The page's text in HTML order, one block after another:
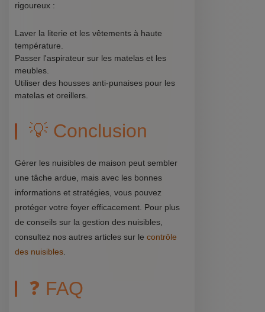
rigoureux :
Laver la literie et les vêtements à haute
température.
Passer l'aspirateur sur les matelas et les
meubles.
Utiliser des housses anti-punaises pour les
matelas et oreillers.
💡 Conclusion
Gérer les nuisibles de maison peut sembler
une tâche ardue, mais avec les bonnes
informations et stratégies, vous pouvez
protéger votre foyer efficacement. Pour plus
de conseils sur la gestion des nuisibles,
consultez nos autres articles sur le contrôle
des nuisibles
❓ FAQ